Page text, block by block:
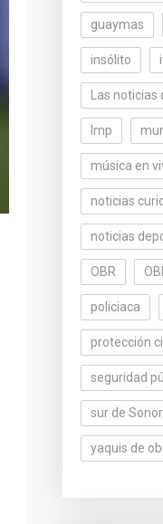
guaymas
insólito
Las
lmp
música en
noticias
noticias
OBR
policiaca
protección
seguridad
sur de
yaquis de